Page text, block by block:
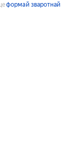
формай зваротнай